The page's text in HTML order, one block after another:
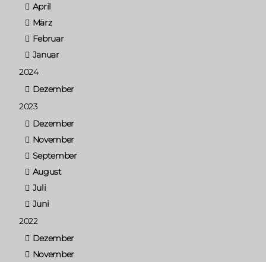
April
März
Februar
Januar
2024
Dezember
2023
Dezember
November
September
August
Juli
Juni
2022
Dezember
November